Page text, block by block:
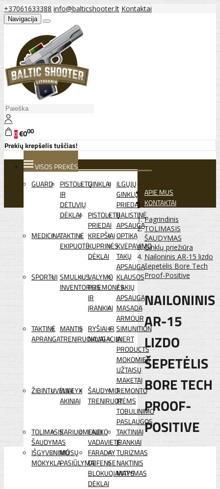
+37061633388 info@balticshooter.lt Kontaktai
Navigacija
0€000
Prekių krepšelis tuščias!
VISOS PREKĖS
GUARD
PISTOLETŲ
IR
DĖTUVIŲ
DĖKLAI
GINKLAI ILGŲJŲ
GINKLŲ
PRIEDAI
PISTOLETŲ
PRIEDAI
BALISTINĖ
APSAUGA
MEDICINATAKTINĖ
EKIPUOTĖ
KREPŠIAI
KUPRINĖS
DĖKLAI
OPTIKA
KVĖPAVIMO
TAKŲ
APSAUGA
SPORTUI SMULKUS
INVENTORIUS
VALYMO
PRIEMONĖS
IR
ĮRANKIAI
KLAUSOS
/ AKIŲ
APSAUGA
MASADA
ARMOUR
TAKTINĖ
APRANGA
MANTIS
TRENIRUOKLIAI
RYŠIAI IR
NAVIGACIJA
SIMUNITION
INERT
PRODUCTS
MOKOMIEJI
UŽTAISŲ
MAKETAI
ŽIBINTUVĖLIAI
WILEYX
AKINIAI
ŠAUDYMO
TRENIRUOTĖMS
REMONTO
IR
TOBULINIMO
PASLAUGOS
TOLIMASIS
ŠAUDYMAS
KARIUOMENEI
LAUKO
VADAVIETĖ
TAKTINIAI
ĮRANKIAI
IŠGYVENIMO
MOKYKLA
MŪSŲ
PASIŪLYMAI
FARADAY
DEFENSE
BLOKUOJANTYS
DĖKLAI
TURIZMAS
NAKTINIS
MATYMAS
APIE MUS
KONTAKTAI
Pagrindinis
TOLIMASIS
ŠAUDYMAS
Ginklų priežiūra
Nailoninis AR-15 lizdo
šepetėlis Bore Tech
Proof-Positive
NAILONINIS
AR-15
LIZDO
ŠEPETĖLIS
BORE TECH
PROOF-
POSITIVE